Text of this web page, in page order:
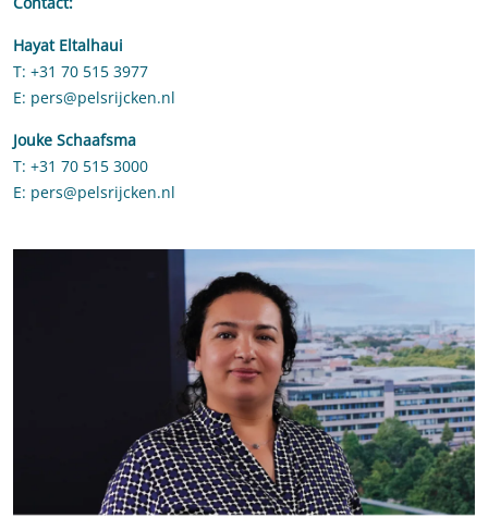
Hayat Eltalhaui
T: +31 70 515 3977
E: pers@pelsrijcken.nl
Jouke Schaafsma
T: +31 70 515 3000
E: pers@pelsrijcken.nl